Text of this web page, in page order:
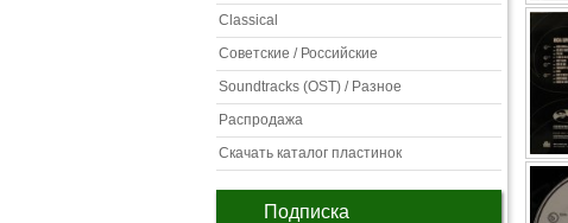
Classical
Советские / Российские
Soundtracks (OST) / Разное
Распродажа
Скачать каталог пластинок
Подписка